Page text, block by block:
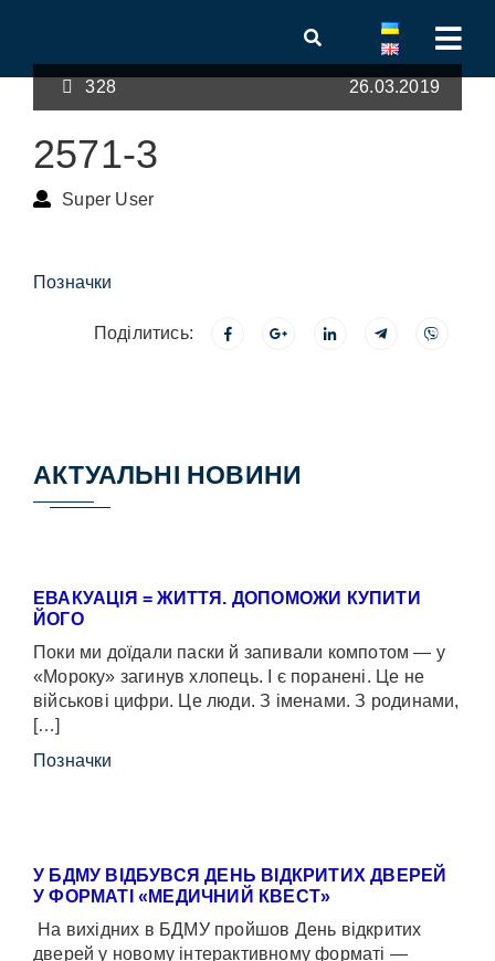
328 26.03.2019
2571-3
Super User
Позначки
Поділитись:
АКТУАЛЬНІ НОВИНИ
ЕВАКУАЦІЯ = ЖИТТЯ. ДОПОМОЖИ КУПИТИ
ЙОГО
Поки ми доїдали паски й запивали компотом — у
«Мороку» загинув хлопець. І є поранені. Це не
військові цифри. Це люди. З іменами. З родинами,
[…]
Позначки
У БДМУ ВІДБУВСЯ ДЕНЬ ВІДКРИТИХ ДВЕРЕЙ
У ФОРМАТІ «МЕДИЧНИЙ КВЕСТ»
На вихідних в БДМУ пройшов День відкритих
дверей у новому інтерактивному форматі —